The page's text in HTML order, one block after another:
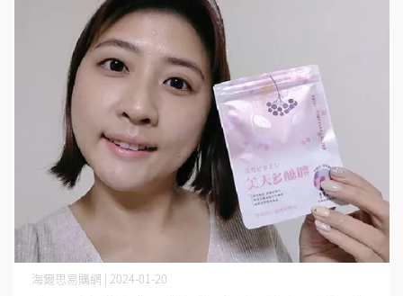
海爾思易購網 | 2024-01-20